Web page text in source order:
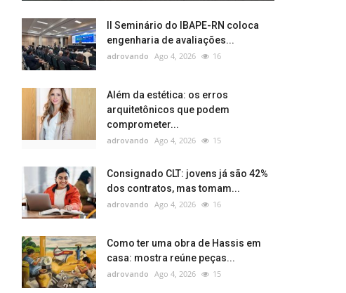
II Seminário do IBAPE-RN coloca
engenharia de avaliações...
adrovando Ago 4, 2026 16
Além da estética: os erros
arquitetônicos que podem
comprometer...
adrovando Ago 4, 2026 15
Consignado CLT: jovens já são 42%
dos contratos, mas tomam...
adrovando Ago 4, 2026 16
Como ter uma obra de Hassis em
casa: mostra reúne peças...
adrovando Ago 4, 2026 15